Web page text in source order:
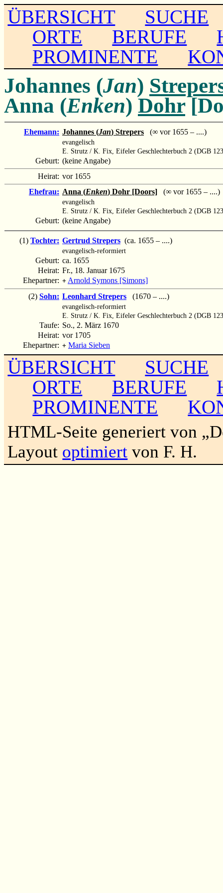
ÜBERSICHT
SUCHE
ORTE
BERUFE
PROMINENTE
Johannes (Jan)
Anna (Enken)Dohr
Ehemann: Johannes (Jan) Strepers (∞ vor 1655 – ....)
evangelisch
E. Strutz / K. Fix, Eifeler Geschlechterbuch 2 (DGB
Geburt: (keine Angabe)
Heirat: vor 1655
Ehefrau: Anna (Enken) Dohr [Doors] (∞ vor 1655 – ....)
evangelisch
E. Strutz / K. Fix, Eifeler Geschlechterbuch 2 (DGB
Geburt: (keine Angabe)
(1) Tochter: Gertrud Strepers (ca. 1655 – ....)
evangelisch-reformiert
Geburt: ca. 1655
Heirat: Fr., 18. Januar 1675
Ehepartner: + Arnold Symons [Simons]
(2) Sohn: Leonhard Strepers (1670 – ....)
evangelisch-reformiert
E. Strutz / K. Fix, Eifeler Geschlechterbuch 2 (DGB
Taufe: So., 2. März 1670
Heirat: vor 1705
Ehepartner: + Maria Sieben
ÜBERSICHT
SUCHE
ORTE
BERUFE
PROMINENTE
HTML-Seite generiert von
Layout optimiert von F. H.